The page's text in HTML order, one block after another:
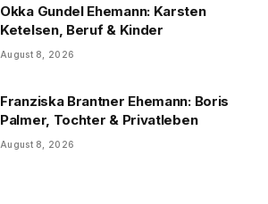
Okka Gundel Ehemann: Karsten
Ketelsen, Beruf & Kinder
August 8, 2026
Franziska Brantner Ehemann: Boris
Palmer, Tochter & Privatleben
August 8, 2026